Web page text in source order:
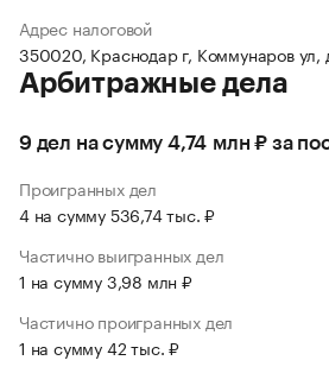
Адрес налоговой
350020, Краснодар г, Коммунаров ул,
Арбитражные дела
9 дел на сумму 4,74 млн ₽ за
Проигранных дел
4 на сумму 536,74 тыс. ₽
Частично выигранных дел
1 на сумму 3,98 млн ₽
Частично проигранных дел
1 на сумму 42 тыс. ₽